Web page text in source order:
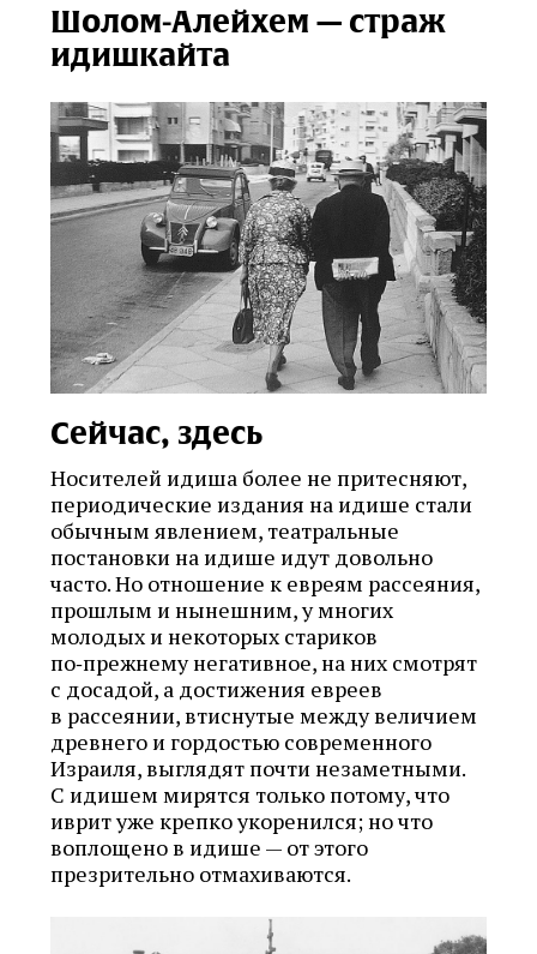
Шолом‑Алейхем — страж
идишкайта
Сейчас, здесь
Носителей идиша более не притесняют,
периодические издания на идише стали
обычным явлением, театральные
постановки на идише идут довольно
часто. Но отношение к евреям рассеяния,
прошлым и нынешним, у многих
молодых и некоторых стариков
по‑прежнему негативное, на них смотрят
с досадой, а достижения евреев
в рассеянии, втиснутые между величием
древнего и гордостью современного
Израиля, выглядят почти незаметными.
С идишем мирятся только потому, что
иврит уже крепко укоренился; но что
воплощено в идише — от этого
презрительно отмахиваются.